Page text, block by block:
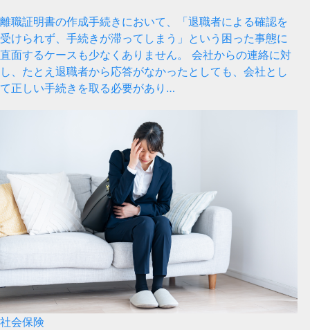
離職証明書の作成手続きにおいて、「退職者による確認を
受けられず、手続きが滞ってしまう」という困った事態に
直面するケースも少なくありません。 会社からの連絡に対
し、たとえ退職者から応答がなかったとしても、会社とし
て正しい手続きを取る必要があり…
社会保険